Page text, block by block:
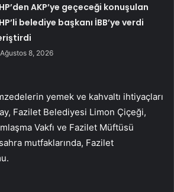
AKP’ye geçeceği konuşulan
belediye başkanı İBB’ye verdi
Ağustos 8, 2026
yemek ve kahvaltı ihtiyaçları
Fazilet Belediyesi Limon Çiçeği,
Vakfı ve Fazilet Müftüsü
mutfaklarında, Fazilet